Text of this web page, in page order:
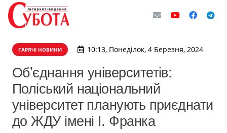
ГАРЯЧІ НОВИНИ 10:13, Понеділок, 4 Березня, 2024
Обʼєднання університетів:
Поліський національний
університет планують приєднати
до ЖДУ імені І. Франка